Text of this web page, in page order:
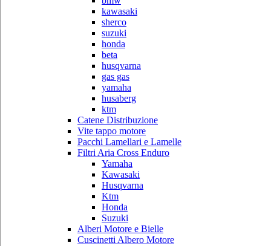
kawasaki
sherco
suzuki
honda
beta
husqvarna
gas gas
yamaha
husaberg
ktm
Catene Distribuzione
Vite tappo motore
Pacchi Lamellari e Lamelle
Filtri Aria Cross Enduro
Yamaha
Kawasaki
Husqvarna
Ktm
Honda
Suzuki
Alberi Motore e Bielle
Cuscinetti Albero Motore